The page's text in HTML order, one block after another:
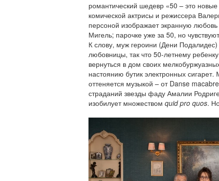
романтический шедевр «50 – это
комической актрисы и режиссера
персоной изображает экранную
Мигель; парочке уже за 50, но
К слову, муж героини (Дени
любовницы, так что 50-летнему
вернуться в дом своих
настоянию бутик электронных
оттеняется музыкой – от Danse
страданий звезды фаду Амалии
изобилует множеством quid pro quos.